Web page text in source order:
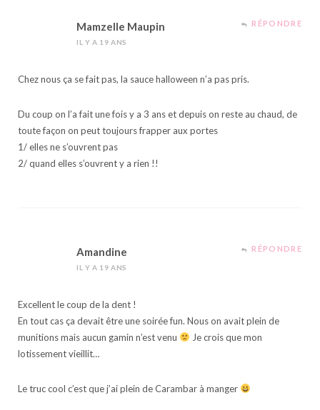
Mamzelle Maupin
IL Y A 19 ANS
RÉPONDRE
Chez nous ça se fait pas, la sauce halloween n’a pas pris.
Du coup on l’a fait une fois y a 3 ans et depuis on reste au chaud, de
toute façon on peut toujours frapper aux portes
1/ elles ne s’ouvrent pas
2/ quand elles s’ouvrent y a rien !!
Amandine
IL Y A 19 ANS
RÉPONDRE
Excellent le coup de la dent !
En tout cas ça devait être une soirée fun. Nous on avait plein de
munitions mais aucun gamin n’est venu
Je crois que mon
lotissement vieillit…
Le truc cool c’est que j’ai plein de Carambar à manger